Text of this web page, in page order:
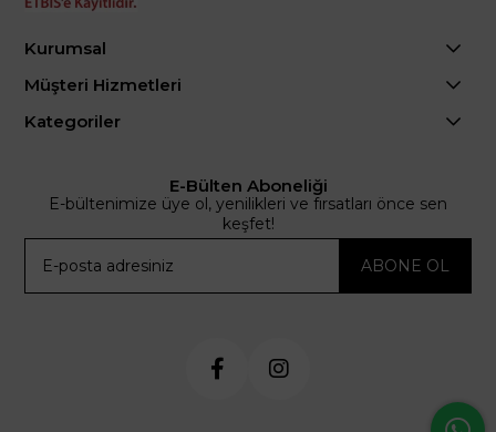
Kurumsal
Müşteri Hizmetleri
Kategoriler
E-Bülten Aboneliği
E-bültenimize üye ol, yenilikleri ve fırsatları önce sen
keşfet!
ABONE OL